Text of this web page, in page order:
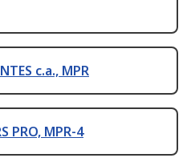
c.a., MPR
PRO, MPR-4